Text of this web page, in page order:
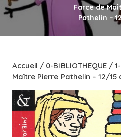
Farce de
Pathelin –
Accueil / 0-BIBLIOTHEQUE /
Maître Pierre Pathelin – 12/15